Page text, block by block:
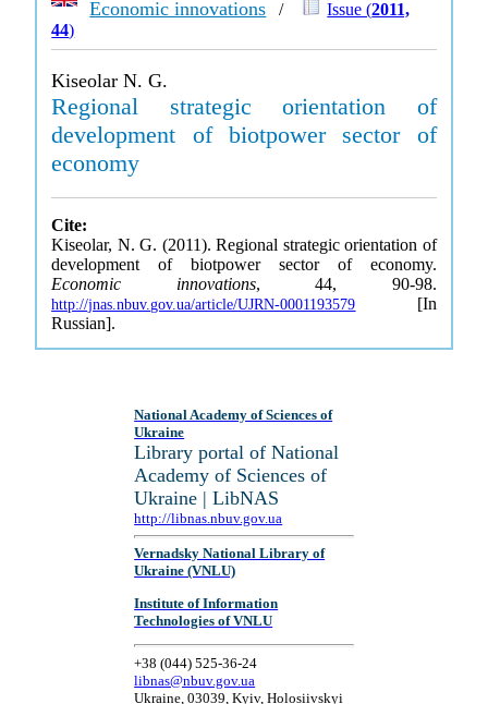
Economic innovations / Issue (2011,
44)
Kiseolar N. G.
Regional strategic orientation of
development of biotpower sector of
economy
Cite:
Kiseolar, N. G. (2011). Regional strategic orientation of
development of biotpower sector of economy.
Economic innovations, 44, 90-98.
http://jnas.nbuv.gov.ua/article/UJRN-0001193579 [In
Russian].
National Academy of Sciences of
Ukraine
Library portal of National
Academy of Sciences of
Ukraine | LibNAS
http://libnas.nbuv.gov.ua
Vernadsky National Library of
Ukraine (VNLU)
Institute of Information
Technologies of VNLU
+38 (044) 525-36-24
libnas@nbuv.gov.ua
Ukraine, 03039, Kyiv, Holosiivskyi